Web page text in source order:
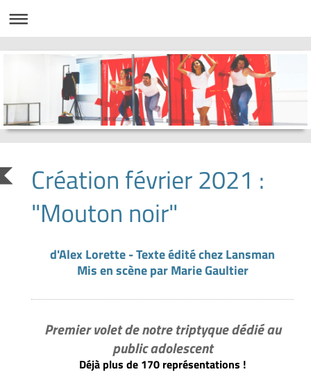
Création février 2021 :
"Mouton noir"
d'Alex Lorette - Texte édité chez Lansman
Mis en scène par Marie Gaultier
Premier volet de notre triptyque dédié au
public adolescent
Déjà plus de 170 représentations !